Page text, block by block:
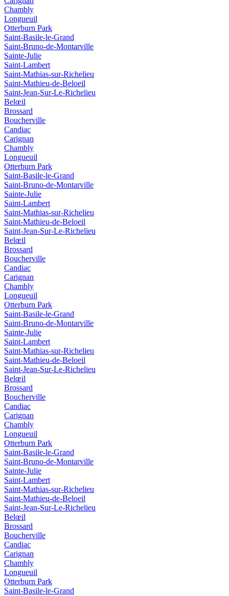
Chambly
Longueuil
Otterburn Park
Saint-Basile-le-Grand
Saint-Bruno-de-Montarville
Sainte-Julie
Saint-Lambert
Saint-Mathias-sur-Richelieu
Saint-Mathieu-de-Beloeil
Saint-Jean-Sur-Le-Richelieu
Belœil
Brossard
Boucherville
Candiac
Carignan
Chambly
Longueuil
Otterburn Park
Saint-Basile-le-Grand
Saint-Bruno-de-Montarville
Sainte-Julie
Saint-Lambert
Saint-Mathias-sur-Richelieu
Saint-Mathieu-de-Beloeil
Saint-Jean-Sur-Le-Richelieu
Belœil
Brossard
Boucherville
Candiac
Carignan
Chambly
Longueuil
Otterburn Park
Saint-Basile-le-Grand
Saint-Bruno-de-Montarville
Sainte-Julie
Saint-Lambert
Saint-Mathias-sur-Richelieu
Saint-Mathieu-de-Beloeil
Saint-Jean-Sur-Le-Richelieu
Belœil
Brossard
Boucherville
Candiac
Carignan
Chambly
Longueuil
Otterburn Park
Saint-Basile-le-Grand
Saint-Bruno-de-Montarville
Sainte-Julie
Saint-Lambert
Saint-Mathias-sur-Richelieu
Saint-Mathieu-de-Beloeil
Saint-Jean-Sur-Le-Richelieu
Belœil
Brossard
Boucherville
Candiac
Carignan
Chambly
Longueuil
Otterburn Park
Saint-Basile-le-Grand